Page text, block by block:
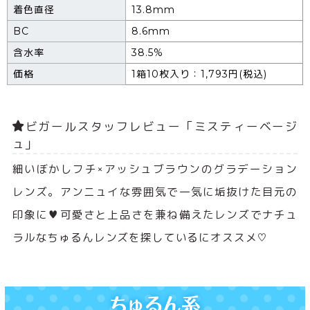
着色直径
13.8mm
BC
8.6mm
含水率
38.5%
価格
1箱10枚入り：1,793円(税込)
ビガールスタッフレビュー「ミスティーベージ
ュ」
細いぼかしフチ×アッシュブラウンのグラデーション
レンズ。アンニュイな雰囲気で一気に垢抜けた目元の
印象に♥可愛さと上品さを兼ね備えたレンズでナチュ
ラルなちゅるんレンズを探しているにオススメ♡